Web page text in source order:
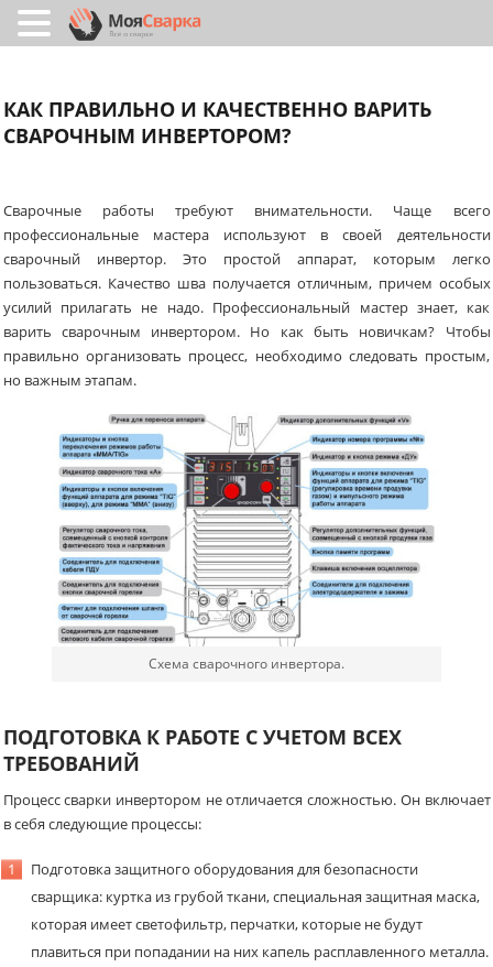
КАК ПРАВИЛЬНО И КАЧЕСТВЕННО ВАРИТЬ
СВАРОЧНЫМ ИНВЕРТОРОМ?
Сварочные работы требуют внимательности. Чаще всего
профессиональные мастера используют в своей деятельности
сварочный инвертор. Это простой аппарат, которым легко
пользоваться. Качество шва получается отличным, причем особых
усилий прилагать не надо. Профессиональный мастер знает, как
варить сварочным инвертором. Но как быть новичкам? Чтобы
правильно организовать процесс, необходимо следовать простым,
но важным этапам.
Схема сварочного инвертора.
ПОДГОТОВКА К РАБОТЕ С УЧЕТОМ ВСЕХ
ТРЕБОВАНИЙ
Процесс сварки инвертором не отличается сложностью. Он включает
в себя следующие процессы:
Подготовка защитного оборудования для безопасности
сварщика: куртка из грубой ткани, специальная защитная маска,
которая имеет светофильтр, перчатки, которые не будут
плавиться при попадании на них капель расплавленного металла.